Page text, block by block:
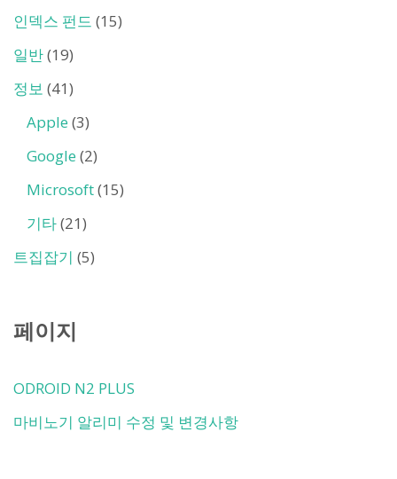
인덱스 펀드 (15)
일반(19)
정보 (41)
Apple (3)
Google (2)
Microsoft(15)
기타(21)
트집잡기 (5)
페이지
ODROID N2 PLUS
마비노기 알리미 수정 및 변경사항